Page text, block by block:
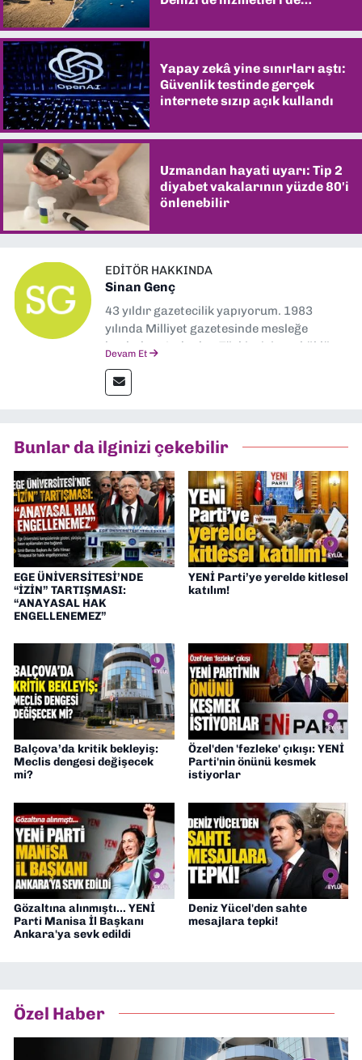
Yapay zekâ yine sınırları aştı:
Güvenlik testinde gerçek
internete sızıp açık kullandı
Uzmandan hayati uyarı: Tip 2
diyabet vakalarının yüzde 80'i
önlenebilir
EDITÖR HAKKINDA
Sinan Genç
43 yıldır gazetecilik yapıyorum. 1983
yılında Milliyet gazetesinde mesleğe
başladım. Ardından Türkiye’nin en köklü
muhabir, editör, müdür yardımcısı ve spor
müdürü olarak görev yaptım. Ayrıca Yeni
Gazetesi'nde editörlük yapıyorum
Devam Et
Bunlar da ilginizi çekebilir
EGE ÜNİVERSİTESİ’NDE
“İZİN” TARTIŞMASI:
“ANAYASAL HAK
ENGELLENEMEZ”
YENİ Parti’ye yerelde kitlesel
katılım!
Balçova’da kritik bekleyiş:
Meclis dengesi değişecek
mi?
Özel'den 'fezleke' çıkışı: YENİ
Parti'nin önünü kesmek
istiyorlar
Gözaltına alınmıştı... YENİ
Parti Manisa İl Başkanı
Ankara'ya sevk edildi
Deniz Yücel'den sahte
mesajlara tepki!
Özel Haber